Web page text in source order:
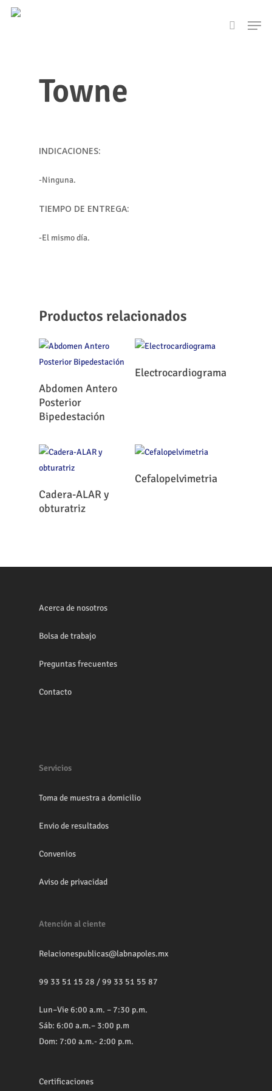
Skip
search
Towne
INDICACIONES:
-Ninguna.
TIEMPO DE ENTREGA:
-El mismo día.
Productos relacionados
Leer Más
Abdomen Antero
Posterior
Bipedestación
Leer Más
Electrocardiograma
Leer Más
Cadera-ALAR y
obturatriz
Leer Más
Cefalopelvimetria
Acerca de nosotros
Bolsa de trabajo
Preguntas frecuentes
Contacto
Servicios
Toma de muestra a domicilio
Envio de resultados
Convenios
Aviso de privacidad
Atención al ciente
Relacionespublicas@labnapoles.mx
99 33 51 15 28 /99 33 51 55 87
Lun–Vie 6:00 a.m. – 7:30 p.m.
Sáb: 6:00 a.m.– 3:00 p.m
Dom: 7:00 a.m.- 2:00 p.m.
Certificaciones